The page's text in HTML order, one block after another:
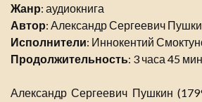
Жанр: аудиокнига
Автор: Александр Сергеевич
Исполнители: Иннокентий
Продолжительность: 3 часа 45
Александр Сергеевич Пушкин